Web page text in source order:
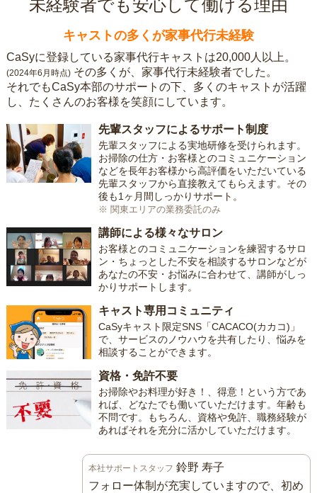
未経験者でも安心して働ける理由
キャストの多くが家事代行未経験
CaSyに登録している家事代行キャストは20,000人以上。
(2024年6月時点) その多くが、家事代行未経験者でした。
それでもCaSy本部のサポートの下、多くのキャストが活躍
し、たくさんのお客様を笑顔にしています。
先輩スタッフによるサポート制度
先輩スタッフによる実地研修を受けられます。
お掃除の仕方・お客様とのコミュニケーション
などを長年お客様から高評価をいただいている
先輩スタッフから直接教えてもらえます。その
後も1ヶ月間しっかりサポート。
※ 関東エリアの業務委託のみ
講師による様々なサロン
お客様とのコミュニケーションを練習するサロ
ン・ちょっとした不安を相談するサロンなどが
あなたの不安・お悩みに合わせて、講師がしっ
かりサポートします。
キャスト専用コミュニティ
CaSyキャスト限定SNS「CACACO(カカコ)」
で、サービスのノウハウを共有したり、悩みを
相談することができます。
資格・免許不要
お掃除やお料理が好き！、得意！という方であ
れば、どなたでも働いていただけます。年齢も
不問です。もちろん、資格や免許、職務経験が
あればそれを充分に活かしていただけます。
本社サポートスタッフ 鈴野 寿子
フォロー体制が充実していますので、初め